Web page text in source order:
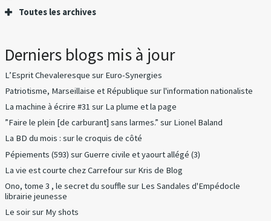
Toutes les archives
Derniers blogs mis à jour
L’Esprit Chevaleresque sur Euro-Synergies
Patriotisme, Marseillaise et République surl'information nationaliste
La machine à écrire #31 sur La plume et la page
”Faire le plein [de carburant] sans larmes.” sur Lionel Baland
La BD du mois : surle croquis de côté
Pépiements (593) surGuerre civile et yaourt allégé (3)
La vie est courte chez Carrefoursur Kris de Blog
Ono, tome 3 , le secret du souffle sur Les Sandales d'Empédocle
librairie jeunesse
Le soirsur My shots